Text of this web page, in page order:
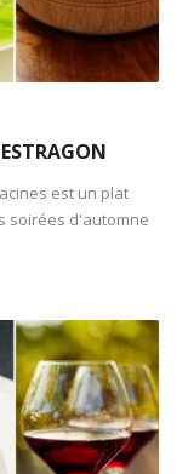
est un plat
soirées d'automne